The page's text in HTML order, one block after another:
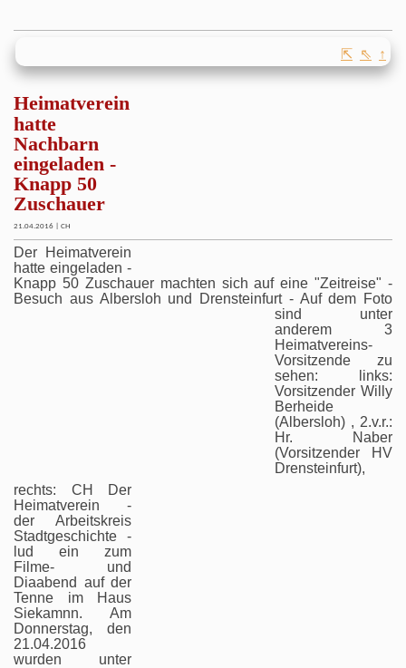
⇱ ⇖ ↑
Heimatverein
hatte
Nachbarn
eingeladen -
Knapp 50
Zuschauer
21.04.2016 | CH
Der Heimatverein
hatte eingeladen -
Knapp 50 Zuschauer machten sich auf eine "Zeitreise" -
Besuch aus Albersloh und Drensteinfurt - Auf dem Foto
sind unter
anderem 3
Heimatvereins-
Vorsitzende zu
sehen: links:
Vorsitzender Willy
Berheide
(Albersloh) , 2.v.r.:
Hr.
Naber
(Vorsitzender HV
Drensteinfurt),
rechts: CH Der
Heimatverein -
der Arbeitskreis
Stadtgeschichte -
lud ein zum
Filme- und
Diaabend auf der
Tenne im Haus
Siekamnn. Am
Donnerstag, den
21.04.2016
wurden unter